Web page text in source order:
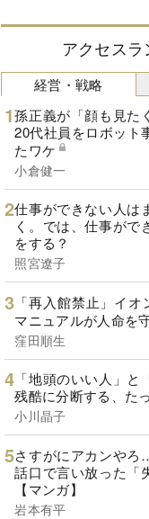
アクセス
経営・戦略
孫正義が「顔も見た
20代社員をロボット
たワケ
小倉健一
仕事ができない人は
く。では、仕事がで
をする？
照宮遼子
「再入館禁止」イ
マニュアルが人命を
窪田順生
「地頭のいい人」
残酷に分断する、た
小川晶子
さすがにアカンや
話口で言い放った「
【マンガ】
岩本有平